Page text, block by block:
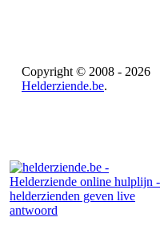
Copyright © 2008 - 2026
Helderziende.be.